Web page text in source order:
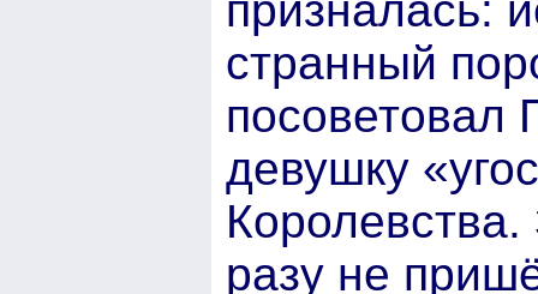
странный
посоветовал
девушку
разу не